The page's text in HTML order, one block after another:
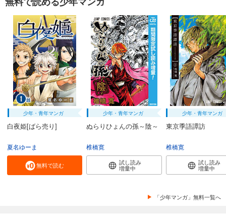
少年・青年マンガ
白夜姫[ばら売り]
夏名ゆーま
無料で読む
少年・青年マンガ
ぬらりひょんの孫～陰～
椎橋寛
試し読み
増量中
少年・青年マンガ
東京季語譚訪
椎橋寛
試し読み
増量中
「少年マンガ」無料一覧へ